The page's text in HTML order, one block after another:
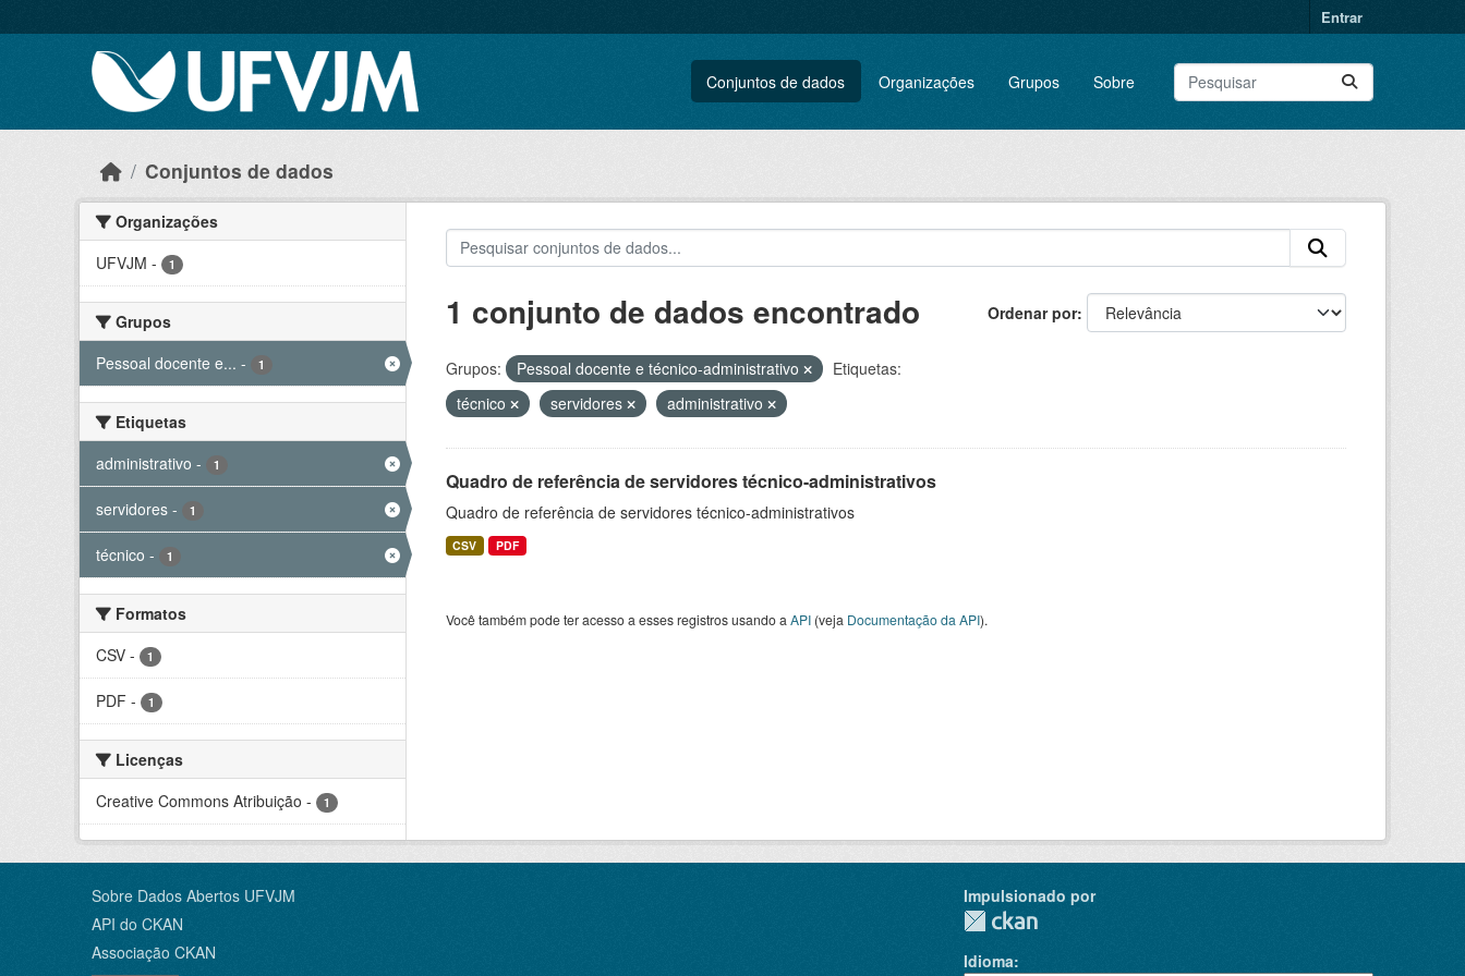
Entrar
Conjuntos de dados Organizações Grupos Sobre
Conjuntos de dados
Organizações
UFVJM - 1
Grupos
Pessoal docente e... - 1
Etiquetas
administrativo - 1
servidores - 1
técnico - 1
Formatos
CSV - 1
PDF - 1
Licenças
Creative Commons Atribuição - 1
Ordenar por
1 conjunto de dados encontrado
Grupos: Pessoal docente e técnico-administrativo
Etiquetas:
técnico
servidores administrativo
Quadro de referência de servidores técnico-administrativos
Quadro de referência de servidores técnico-administrativos
CSV PDF
Você também pode ter acesso a esses registros usando a API(veja Documentação da API).
Sobre Dados Abertos UFVJM
API do CKAN
Associação CKAN
Impulsionado por
Idioma